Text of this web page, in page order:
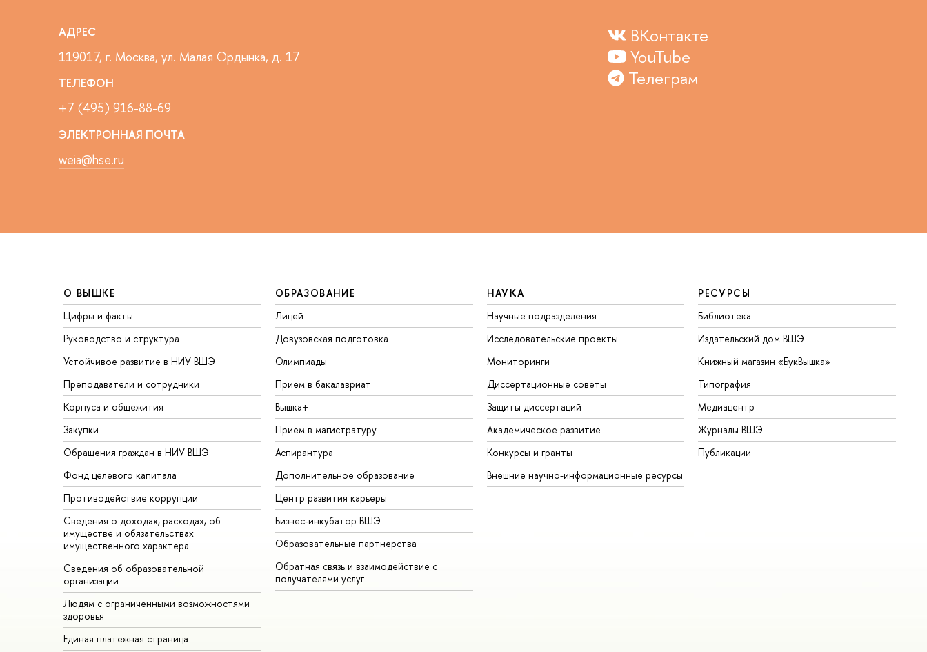
АДРЕС
119017, г. Москва, ул. Малая Ордынка, д. 17
ТЕЛЕФОН
+7 (495) 916-88-69
ЭЛЕКТРОННАЯ ПОЧТА
weia@hse.ru
ВКонтакте
YouTube
Телеграм
О ВЫШКЕ
Цифры и факты
Руководство и структура
Устойчивое развитие в НИУ ВШЭ
Преподаватели и сотрудники
Корпуса и общежития
Закупки
Обращения граждан в НИУ ВШЭ
Фонд целевого капитала
Противодействие коррупции
Сведения о доходах, расходах, об
имуществе и обязательствах
имущественного характера
Сведения об образовательной
организации
Людям с ограниченными возможностями
здоровья
Единая платежная страница
ОБРАЗОВАНИЕ
Лицей
Довузовская подготовка
Олимпиады
Прием в бакалавриат
Вышка+
Прием в магистратуру
Аспирантура
Дополнительное образование
Центр развития карьеры
Бизнес-инкубатор ВШЭ
Образовательные партнерства
Обратная связь и взаимодействие с
получателями услуг
НАУКА
Научные подразделения
Исследовательские проекты
Мониторинги
Диссертационные советы
Защиты диссертаций
Академическое развитие
Конкурсы и гранты
Внешние научно-информационные ресурсы
РЕСУРСЫ
Библиотека
Издательский дом ВШЭ
Книжный магазин «БукВышка»
Типография
Медиацентр
Журналы ВШЭ
Публикации